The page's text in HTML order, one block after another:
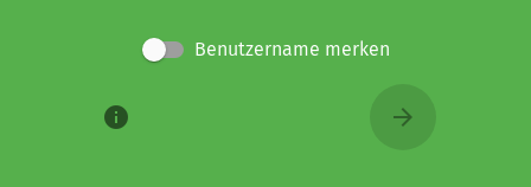
Benutzername merken
info arrow_forward